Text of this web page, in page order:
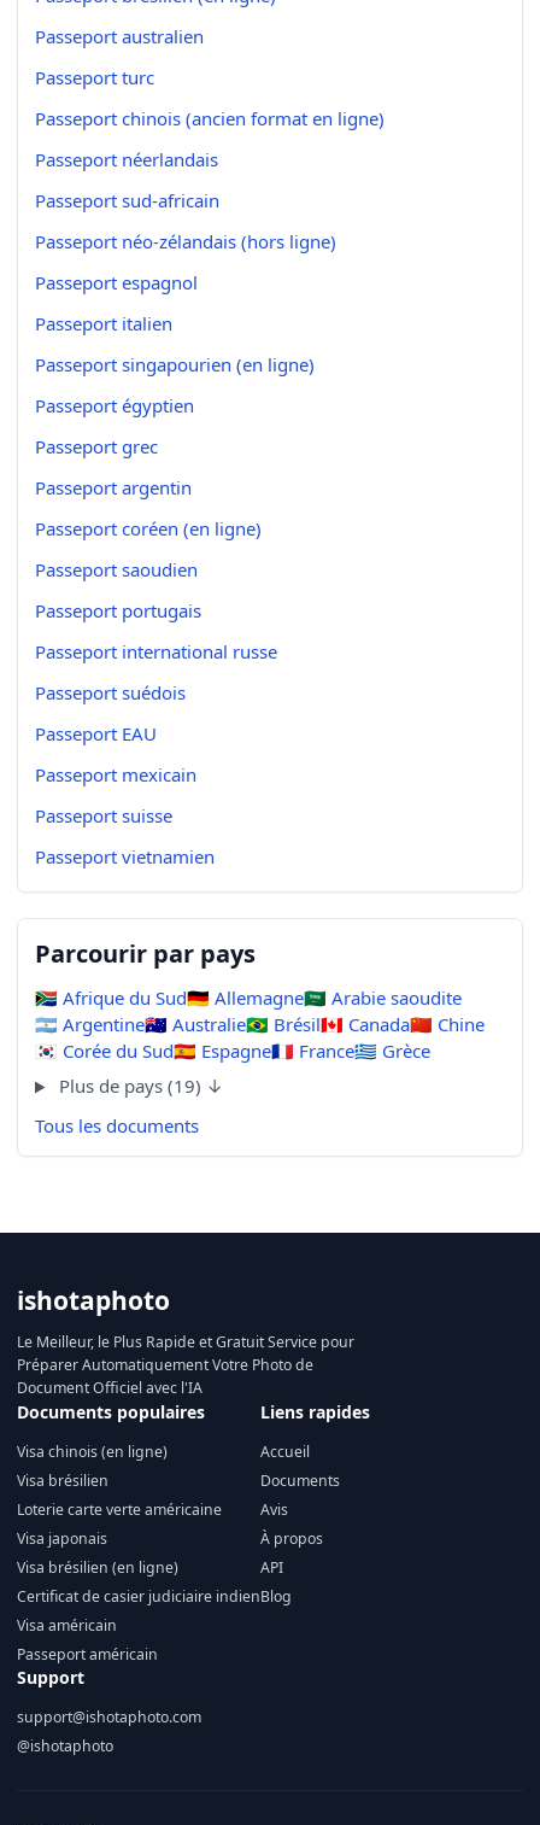
Passeport australien
Passeport turc
Passeport chinois (ancien format en ligne)
Passeport néerlandais
Passeport sud-africain
Passeport néo-zélandais (hors ligne)
Passeport espagnol
Passeport italien
Passeport singapourien (en ligne)
Passeport égyptien
Passeport grec
Passeport argentin
Passeport coréen (en ligne)
Passeport saoudien
Passeport portugais
Passeport international russe
Passeport suédois
Passeport EAU
Passeport mexicain
Passeport suisse
Passeport vietnamien
Parcourir par pays
🇿🇦 Afrique du Sud🇩🇪 Allemagne🇸🇦 Arabie saoudite
🇦🇷 Argentine🇦🇺 Australie🇧🇷 Brésil🇨🇦 Canada🇨🇳 Chine
🇰🇷 Corée du Sud🇪🇸 Espagne🇫🇷 France🇬🇷 Grèce
Plus de pays (19) ↓
Tous les documents
ishotaphoto
Le Meilleur, le Plus Rapide et Gratuit Service pour
Préparer Automatiquement Votre Photo de
Document Officiel avec l'IA
Documents populaires
Visa chinois (en ligne)
Visa brésilien
Loterie carte verte américaine
Visa japonais
Visa brésilien (en ligne)
Certificat de casier judiciaire indien
Visa américain
Passeport américain
Liens rapides
Accueil
Documents
Avis
À propos
API
Blog
Support
support@ishotaphoto.com
@ishotaphoto